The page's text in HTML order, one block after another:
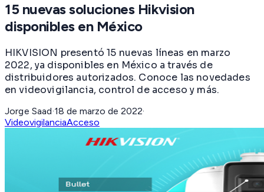
15 nuevas soluciones Hikvision
disponibles en México
HIKVISION presentó 15 nuevas líneas en marzo
2022, ya disponibles en México a través de
distribuidores autorizados. Conoce las novedades
en videovigilancia, control de acceso y más.
Jorge Saad·18 de marzo de 2022·
VideovigilanciaAcceso